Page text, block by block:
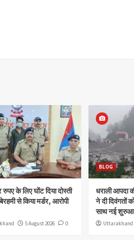
रुपए के लिए घोंट दिया दोस्ती
से किया मर्डर, आरोपी
5 August 2026 0
BLOG
धराली आपदा
ने दी दिवंगतों
साथ नई
Uttarakhand